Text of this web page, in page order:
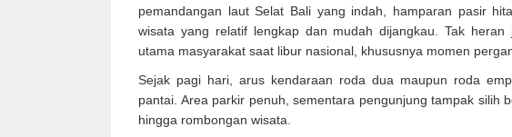
pemandangan laut Selat Bali yang indah, hamparan pasir
wisata yang relatif lengkap dan mudah dijangkau. Tak
utama masyarakat saat libur nasional, khususnya momen
Sejak pagi hari, arus kendaraan roda dua maupun roda
pantai. Area parkir penuh, sementara pengunjung tampak silih
hingga rombongan wisata.